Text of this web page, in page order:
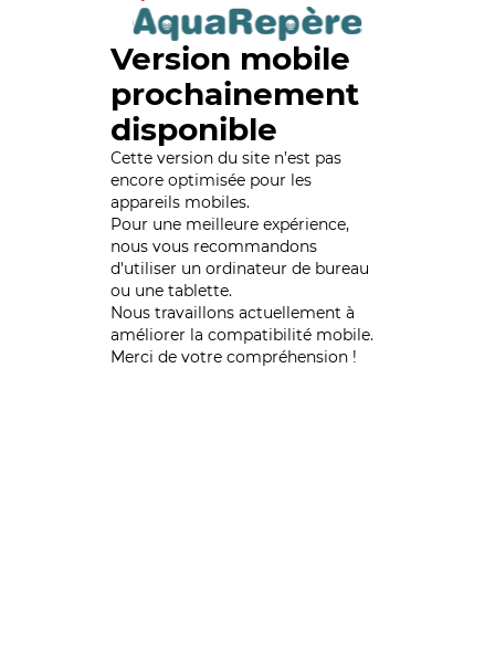
Version mobile
prochainement
disponible
Cette version du site n’est pas
encore optimisée pour les
appareils mobiles.
Pour une meilleure expérience,
nous vous recommandons
d'utiliser un ordinateur de bureau
ou une tablette.
Nous travaillons actuellement à
améliorer la compatibilité mobile.
Merci de votre compréhension !